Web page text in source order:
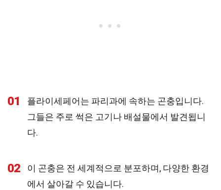
01
플라이세페어는 파리과에 속하는 곤충입니다.
그들은 주로 썩은 고기나 배설물에서 발견됩니
다.
02
이 곤충은 전 세계적으로 분포하며, 다양한 환경
에서 살아갈 수 있습니다.